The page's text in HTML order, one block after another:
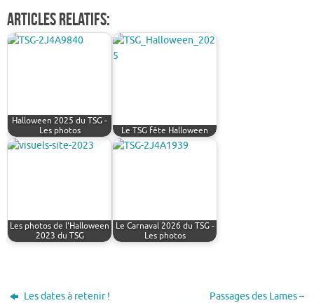
Articles relatifs:
Halloween 2025 du TSG -
Les photos
Le TSG fête Halloween
Les photos de l'Halloween
2023 du TSG
Le Carnaval 2026 du TSG -
Les photos
Les dates à retenir !
Passages des Lames –